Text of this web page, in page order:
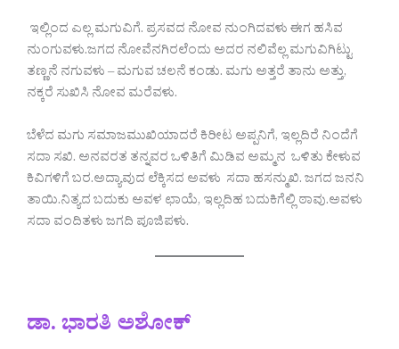
ಇಲ್ಲಿಂದ ಎಲ್ಲ ಮಗುವಿಗೆ. ಪ್ರಸವದ ನೋವ ನುಂಗಿದವಳು ಈಗ ಹಸಿವ
ನುಂಗುವಳು.ಜಗದ ನೋವೆನಗಿರಲೆಂದು ಅದರ ನಲಿವೆಲ್ಲ ಮಗುವಿಗಿಟ್ಟು
ತಣ್ಣನೆ ನಗುವಳು – ಮಗುವ ಚಲನೆ ಕಂಡು. ಮಗು ಅತ್ತರೆ ತಾನು ಅತ್ತು,
ನಕ್ಕರೆ ಸುಖಿಸಿ ನೋವ ಮರೆವಳು.
ಬೆಳೆದ ಮಗು ಸಮಾಜಮುಖಿಯಾದರೆ ಕಿರೀಟ ಅಪ್ಪನಿಗೆ, ಇಲ್ಲದಿರೆ ನಿಂದೆಗೆ
ಸದಾ ಸಖಿ. ಅನವರತ ತನ್ನವರ ಒಳಿತಿಗೆ ಮಿಡಿವ ಅಮ್ಮನ ಒಳಿತು ಕೇಳುವ
ಕಿವಿಗಳಿಗೆ ಬರ.ಅದ್ಯಾವುದ ಲೆಕ್ಕಿಸದ ಅವಳು ಸದಾ ಹಸನ್ಮುಖಿ. ಜಗದ ಜನನಿ
ತಾಯಿ.ನಿತ್ಯದ ಬದುಕು ಅವಳ ಛಾಯೆ, ಇಲ್ಲದಿಹ ಬದುಕಿಗೆಲ್ಲಿ ಠಾವು.ಅವಳು
ಸದಾ ವಂದಿತಳು ಜಗದಿ ಪೂಜಿಪಳು.
ಡಾ. ಭಾರತಿ ಅಶೋಕ್